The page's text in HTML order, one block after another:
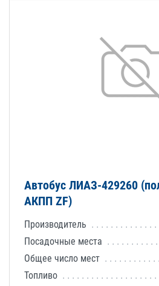
Автобус ЛИАЗ-429260
АКПП ZF)
Производитель
Посадочные места
Общее число мест
Топливо